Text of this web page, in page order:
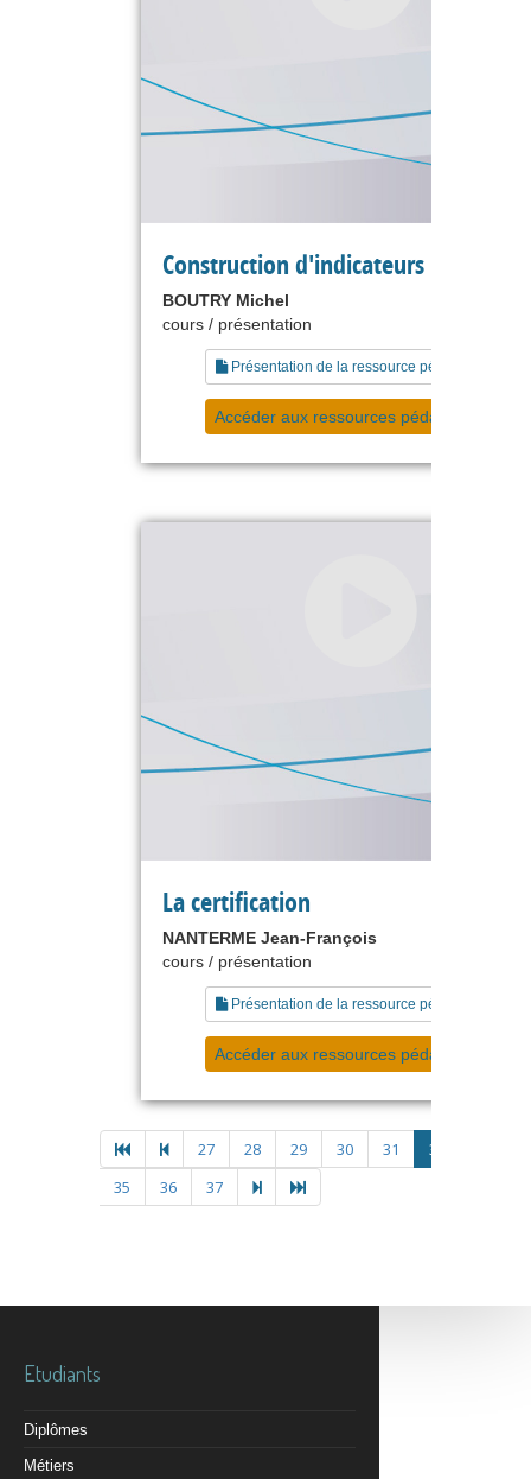
Construction d'indicateurs
BOUTRY Michel
cours / présentation
Présentation de la ressource pédagogique
Accéder aux ressources pédagogiques
La certification
NANTERME Jean-François
cours / présentation
Présentation de la ressource pédagogique
Accéder aux ressources pédagogiques
27 28 29 30 31 32
35
36 37
Etudiants
Diplômes
Métiers